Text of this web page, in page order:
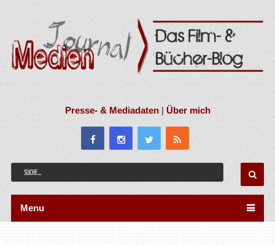
Presse- & Mediadaten|Über mich
Menu